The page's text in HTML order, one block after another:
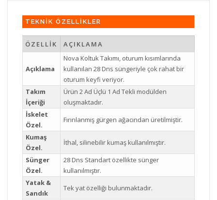
TEKNİK ÖZELLİKLER
ÖZELLİK AÇIKLAMA
Açıklama
Nova Koltuk Takımı, oturum kısımlarında
kullanılan 28 Dns süngeriyle çok rahat bir
oturum keyfi veriyor.
Takım
İçeriği
Ürün 2 Ad Üçlü 1 Ad Tekli modülden
oluşmaktadır.
İskelet
Özel.
Fırınlanmış gürgen ağacından üretilmiştir.
Kumaş
Özel.
İthal, silinebilir kumaş kullanılmıştır.
Sünger
Özel.
28 Dns Standart özellikte sünger
kullanılmıştır.
Yatak &
Sandık
Tek yat özelliği bulunmaktadır.